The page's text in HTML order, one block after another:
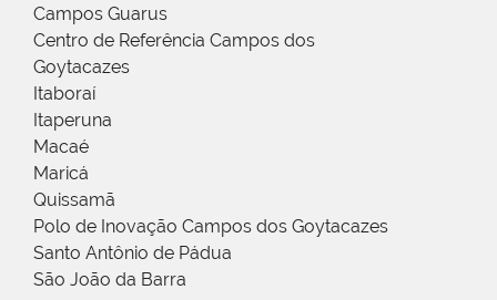
Campos Guarus
Centro de Referência Campos dos
Goytacazes
Itaboraí
Itaperuna
Macaé
Maricá
Quissamã
Polo de Inovação Campos dos Goytacazes
Santo Antônio de Pádua
São João da Barra